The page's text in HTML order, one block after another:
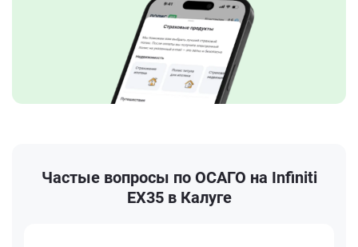
Частые вопросы по ОСАГО на Infiniti
EX35 в Калуге